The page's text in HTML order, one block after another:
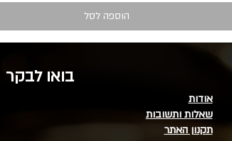
הוספה לסל
בואו לבקר
אודות
שאלות ותשובות
תקנון האתר